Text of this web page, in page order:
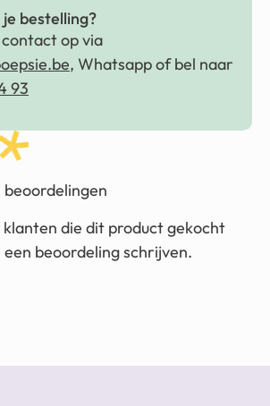
bestelling?
op via
, Whatsapp of bel naar
93
beoordelingen
klanten die dit product gekocht
een beoordeling schrijven.